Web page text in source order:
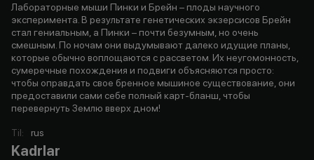
Лабораторные мыши Пинки и Брейн – плоды научного
эксперимента. В результате генетических экзерсисов Брейн
стал гениальным, а Пинки – почти безумным, но очень
смешным. По ночам они выдумывают далеко идущие планы,
которые обычно воплощаются с рассветом. Их неугомонность,
сумеречные похождения и подвиги объясняются просто:
чтобы оправдать свое бренное мышиное существование, они
предоставили сами себе полный карт-бланш, чтобы
перевернуть Землю вверх дном!
Til: rus
Kadrlar